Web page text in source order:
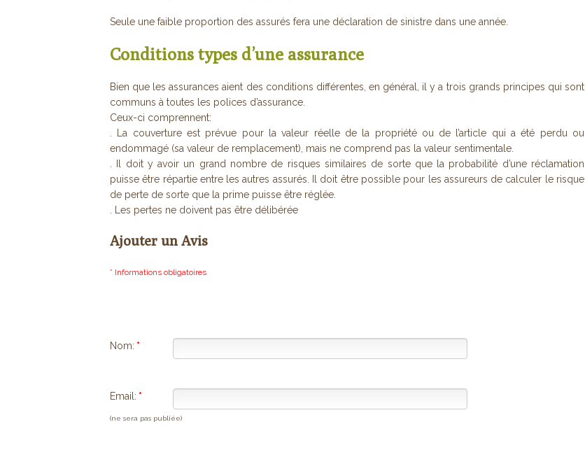
Seule une faible proportion des assurés fera une déclaration de sinistre dans une année.
Conditions types d’une assurance
Bien que les assurances aient des conditions différentes, en général, il y a trois grands principes qui sont
communs à toutes les polices d’assurance.
Ceux-ci comprennent:
. La couverture est prévue pour la valeur réelle de la propriété ou de l’article qui a été perdu ou
endommagé (sa valeur de remplacement), mais ne comprend pas la valeur sentimentale.
. Il doit y avoir un grand nombre de risques similaires de sorte que la probabilité d’une réclamation
puisse être répartie entre les autres assurés. Il doit être possible pour les assureurs de calculer le risque
de perte de sorte que la prime puisse être réglée.
. Les pertes ne doivent pas être délibérée
Ajouter un Avis
* Informations obligatoires
Nom: *
Email: *
(ne sera pas publiée)